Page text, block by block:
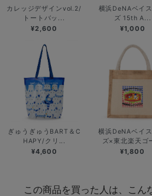
カレッジデザインvol.2/
トートバッ...
¥2,600
横浜DeNAベイ
ズ 15th A...
¥1,000
ぎゅうぎゅうBART＆C
HAPY/クリ...
¥4,600
横浜DeNAベイ
ズ×東北楽天ゴ
¥1,800
この商品を買った人は、こん